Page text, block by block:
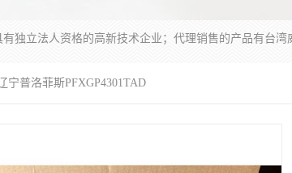
宁普洛菲斯PFXGP4301TAD